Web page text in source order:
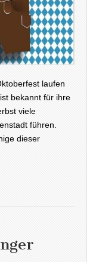
laufen
bekannt für ihre
viele
führen.
dieser